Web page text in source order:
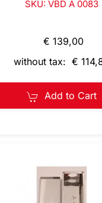
SKU: VBD A 0083
€ 139,00
without tax: €
Add to Cart